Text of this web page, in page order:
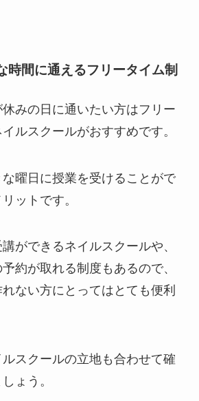
時間に通えるフリータイム制
みの日に通いたい方はフリー
ルスクールがおすすめです。
曜日に授業を受けることがで
ットです。
ができるネイルスクールや、
約が取れる制度もあるので、
ない方にとってはとても便利
スクールの立地も合わせて確
ょう。